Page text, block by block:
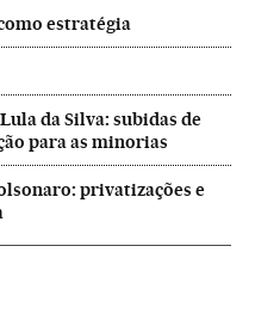
estratégia
da Silva: subidas de
para as minorias
privatizações e